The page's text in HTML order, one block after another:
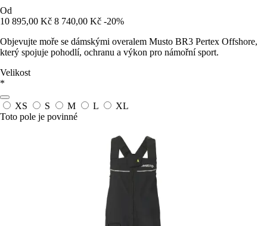
Od
10 895,00 Kč 8 740,00 Kč -20%
Objevujte moře se dámskými overalem Musto BR3 Pertex Offshore,
který spojuje pohodlí, ochranu a výkon pro námořní sport.
Velikost
*
XS S M L
XL
Toto pole je povinné